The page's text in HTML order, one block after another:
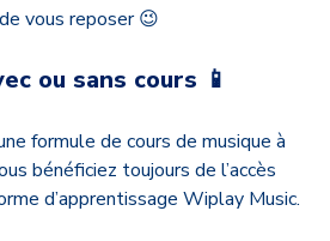
vous reposer 😉
ou sans cours 📱
formule de cours de musique à
bénéficiez toujours de l’accès
d’apprentissage Wiplay Music.